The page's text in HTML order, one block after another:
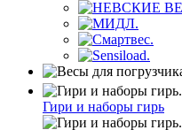
Гири и наборы гирь